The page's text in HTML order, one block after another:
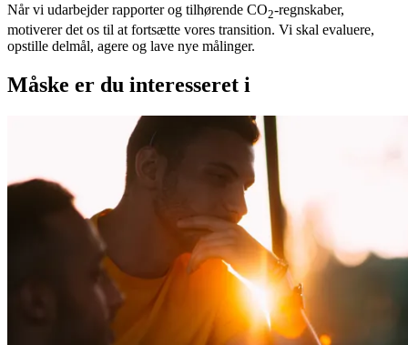
Når vi udarbejder rapporter og tilhørende CO2-regnskaber,
motiverer det os til at fortsætte vores transition. Vi skal evaluere,
opstille delmål, agere og lave nye målinger.
Måske er du interesseret i